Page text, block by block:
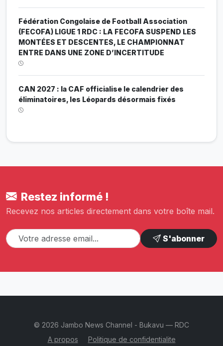
Fédération Congolaise de Football Association
(FECOFA) LIGUE 1 RDC : LA FECOFA SUSPEND LES
MONTÉES ET DESCENTES, LE CHAMPIONNAT
ENTRE DANS UNE ZONE D’INCERTITUDE
CAN 2027 : la CAF officialise le calendrier des
éliminatoires, les Léopards désormais fixés
Restez informé !
Recevez nos articles directement dans votre boîte mail.
S'abonner
© 2026 Jambo News Channel - Bukavu — RDC
A propos
Politique de confidentialite